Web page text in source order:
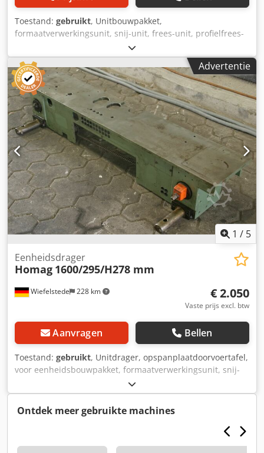
Toestand: gebruikt, Unitbouwpakket,
formaatverwerkingsunit, snij-unit, frees-unit, profielfrees-
unit, voegfrees-unit, trim-unit, dubbelkante profiler,
kantbewerkingsmachine, scoremotor, hakselmotor,
freesmotor voor kantbewerkingsmachine -Fabrikant:
Homag, afkanteenheid van kantenaanzetmachine BRANDT
KM 35 Crodpfxsgy T I Te Alcef -Motor: Homag type LF-40-L -
Kracht: 0,27 kW / 12000 omw/min -Voltage: 220V / 200 Hz -
Zaagblad: Ø 90 mm -Pneumatische componenten: Bosch -
Onafzonderlijke onderdelen: zie foto's -Afmetingen:
500/370 / H680 mm -Gewicht: 26 kg
Advertentie
1 / 5
Wiefelstede 228 km
Eenheidsdrager
Homag 1600/295/H278 mm
€ 2.050
Vaste prijs excl. btw
Aanvragen Bellen
Toestand: gebruikt, Unitdrager, opspanplaatdoorvoertafel,
voor eenheidsbouwpakket, formaatverwerkingsunit, snij-
unit, freesunit, profielfreesunit, voegfreesunit, snij-unit,
dubbelzijdige profilering, kantenbewerkingsmachine,
scoremotor, versnipperaarmotor, freesmotor voor
kantenbewerkingsmachine -HOMAG eenheidsdrager voor
freesunits -met zwaar leiderschap -lateraal verplaatsbaar -
met een teller -Tafelhoogte: 278 mm -Tafeloppervlak: 1600
Ontdek meer gebruikte machines